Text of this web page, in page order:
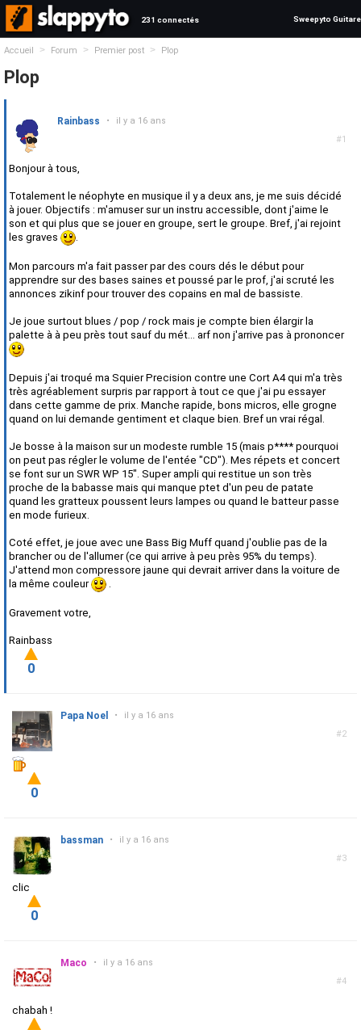
231 connectés Sweepyto Guitare
Accueil > Forum > Premier post > Plop
Plop
#1
Rainbass • il y a 16 ans
Bonjour à tous,
Totalement le néophyte en musique il y a deux ans, je me suis décidé
à jouer. Objectifs : m'amuser sur un instru accessible, dont j'aime le
son et qui plus que se jouer en groupe, sert le groupe. Bref, j'ai rejoint
les graves
.
Mon parcours m'a fait passer par des cours dés le début pour
apprendre sur des bases saines et poussé par le prof, j'ai scruté les
annonces zikinf pour trouver des copains en mal de bassiste.
Je joue surtout blues / pop / rock mais je compte bien élargir la
palette à à peu près tout sauf du mét... arf non j'arrive pas à prononcer
Depuis j'ai troqué ma Squier Precision contre une Cort A4 qui m'a très
très agréablement surpris par rapport à tout ce que j'ai pu essayer
dans cette gamme de prix. Manche rapide, bons micros, elle grogne
quand on lui demande gentiment et claque bien. Bref un vrai régal.
Je bosse à la maison sur un modeste rumble 15 (mais p**** pourquoi
on peut pas régler le volume de l'entée "CD"). Mes répets et concert
se font sur un SWR WP 15". Super ampli qui restitue un son très
proche de la babasse mais qui manque ptet d'un peu de patate
quand les gratteux poussent leurs lampes ou quand le batteur passe
en mode furieux.
Coté effet, je joue avec une Bass Big Muff quand j'oublie pas de la
brancher ou de l'allumer (ce qui arrive à peu près 95% du temps).
J'attend mon compressore jaune qui devrait arriver dans la voiture de
la même couleur
.
Gravement votre,
Rainbass
0
#2
Papa Noel • il y a 16 ans
0
#3
bassman • il y a 16 ans
clic
0
#4
Maco • il y a 16 ans
chabah !